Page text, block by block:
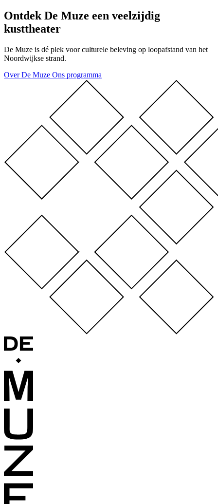
Ontdek De Muze een veelzijdig
kusttheater
De Muze is dé plek voor culturele beleving op loopafstand van het
Noordwijkse strand.
Over De Muze Ons programma